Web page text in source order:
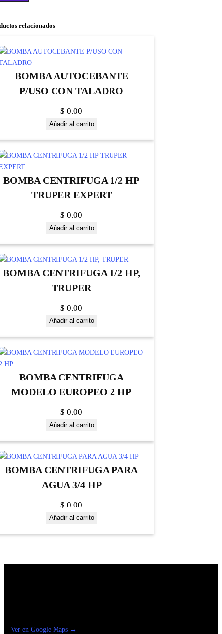
relacionados
BOMBA AUTOCEBANTE
P/USO CON TALADRO
$ 0.00
Añadir al carrito
BOMBA CENTRIFUGA 1/2 HP
TRUPER EXPERT
$ 0.00
Añadir al carrito
BOMBA CENTRIFUGA 1/2 HP,
TRUPER
$ 0.00
Añadir al carrito
BOMBA CENTRIFUGA
MODELO EUROPEO 2 HP
$ 0.00
Añadir al carrito
BOMBA CENTRIFUGA PARA
AGUA 3/4 HP
$ 0.00
Añadir al carrito
Ver en Google Maps →